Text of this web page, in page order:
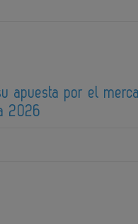
apuesta por el
2026